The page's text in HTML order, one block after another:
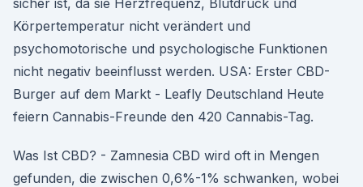
sicher ist, da sie Herzfrequenz, Blutdruck und
Körpertemperatur nicht verändert und
psychomotorische und psychologische Funktionen
nicht negativ beeinflusst werden. USA: Erster CBD-
Burger auf dem Markt - Leafly Deutschland Heute
feiern Cannabis-Freunde den 420 Cannabis-Tag.
Was Ist CBD? - Zamnesia CBD wird oft in Mengen
gefunden, die zwischen 0,6%-1% schwanken, wobei